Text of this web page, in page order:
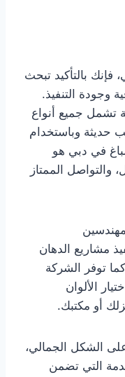
بالتأكيد تبحث
وجودة التنفيذ.
تشمل جميع أنواع
حديثة وباستخدام
في دبي هو
والتواصل الممتاز
مشاريع الدهان
توفر الشركة
الألوان
أو مكتبك.
الشكل الجمالي،
التي تضمن